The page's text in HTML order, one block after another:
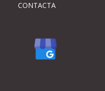
CONTACTA